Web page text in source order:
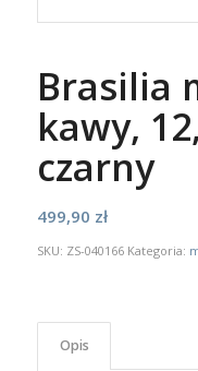
Brasilia
kawy,
czarny
499,90 zł
SKU: ZS-040166 Kategoria:
Opis